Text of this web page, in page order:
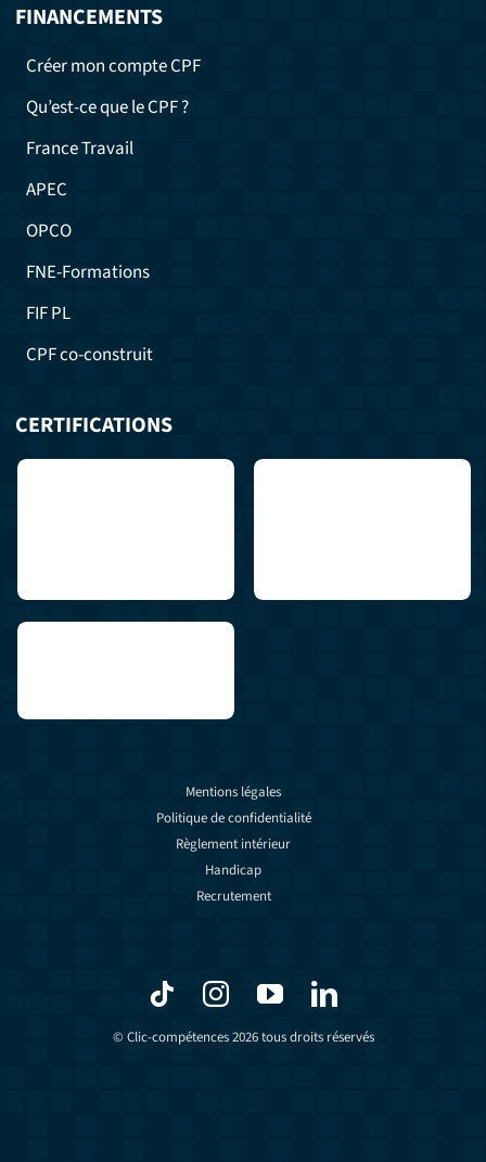
CERTIFICATIONS
FINANCEMENTS
Créer mon compte CPF
Qu’est-ce que le CPF ?
France Travail
APEC
OPCO
FNE-Formations
FIF PL
CPF co-construit
© Clic-compétences 2026 tous droits réservés
Mentions légales
Politique de confidentialité
Règlement intérieur
Handicap
Recrutement